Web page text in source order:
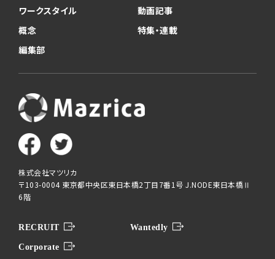
ワークスタイル
動画記事
概念
特集・連載
編集部
株式会社マツリカ
〒103-0004 東京都中央区東日本橋2丁目7番1号 J.NODE東日本橋Ⅱ
6階
RECRUIT Wantedly
Corporate